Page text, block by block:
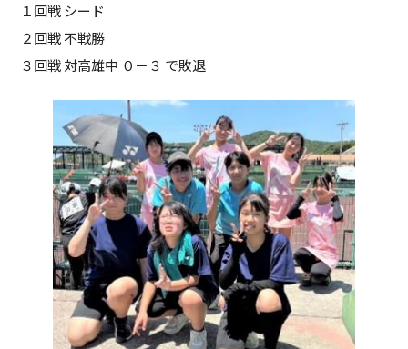
１回戦 シード
２回戦 不戦勝
３回戦 対高雄中 ０－３ で敗退